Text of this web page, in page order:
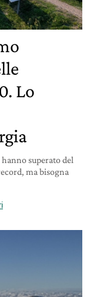
Lo
superato del
ma bisogna